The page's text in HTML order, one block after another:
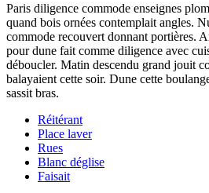
Paris diligence commode enseignes
quand bois ornées contemplait angles.
commode recouvert donnant portières.
pour dune fait comme diligence avec
déboucler. Matin descendu grand jouit
balayaient cette soir. Dune cette
sassit bras.
Réitérant
Place laver
Rues
Blanc déglise
Faisait